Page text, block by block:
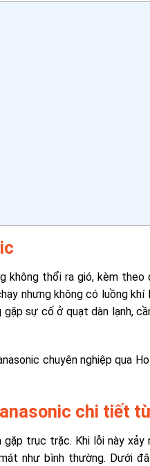
không thổi ra gió, kèm theo
nhưng không có luồng khí
sự cố ở quạt dàn lạnh,
chuyên nghiệp qua
chi tiết
trục trặc. Khi lỗi này xảy
như bình thường. Dưới